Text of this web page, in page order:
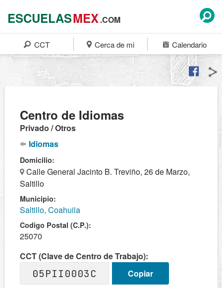
ESCUELASMEX.COM
CCT Cerca de mi Calendario
Centro de Idiomas
Privado / Otros
Idiomas
Domicilio:
Calle General Jacinto B. Treviño, 26 de Marzo,
Saltillo
Municipio:
Saltillo, Coahuila
Codigo Postal (C.P.):
25070
CCT (Clave de Centro de Trabajo):
05PII0003C
Copiar